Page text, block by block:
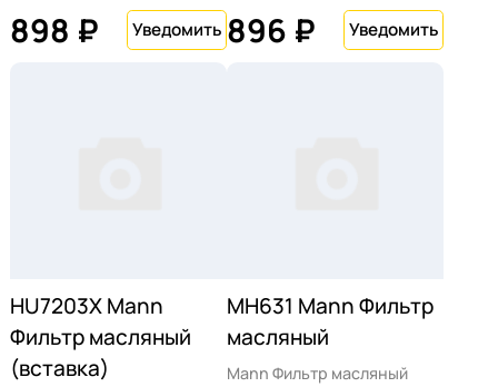
898 ₽ 896 ₽
HU7203X Mann
Фильтр масляный
(вставка)
MH631 Mann Фильтр
масляный
Mann Фильтр масляный